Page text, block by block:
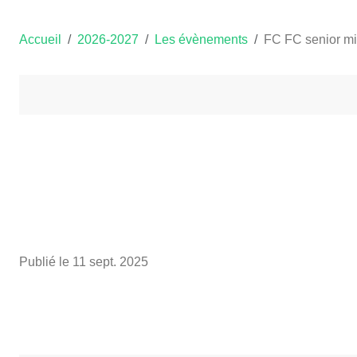
Accueil 2026-2027 Les évènements FC FC senior
Publié le 11 sept. 2025